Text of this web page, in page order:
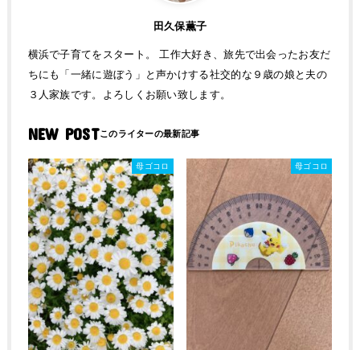
田久保薫子
横浜で子育てをスタート。 工作大好き、旅先で出会ったお友だ
ちにも「一緒に遊ぼう」と声かけする社交的な９歳の娘と夫の
３人家族です。よろしくお願い致します。
NEW POST
母ゴコロ 母ゴコロ